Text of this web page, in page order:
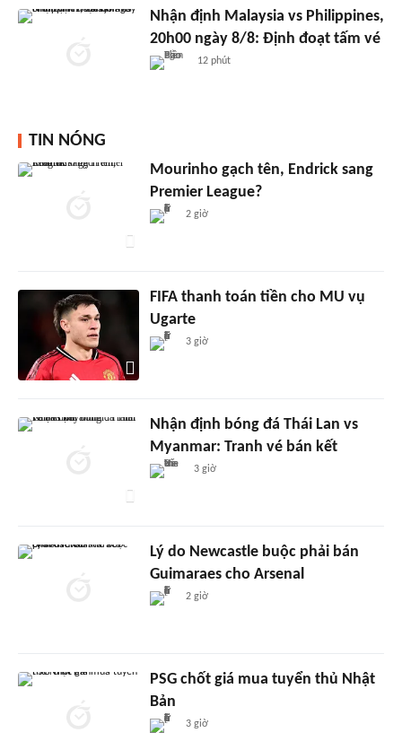
Nhận định Malaysia vs Philippines,
20h00 ngày 8/8: Định đoạt tấm vé
12 phút
TIN NÓNG
Mourinho gạch tên, Endrick sang
Premier League?
2 giờ
FIFA thanh toán tiền cho MU vụ
Ugarte
3 giờ
Nhận định bóng đá Thái Lan vs
Myanmar: Tranh vé bán kết
3 giờ
Lý do Newcastle buộc phải bán
Guimaraes cho Arsenal
2 giờ
PSG chốt giá mua tuyển thủ Nhật
Bản
3 giờ